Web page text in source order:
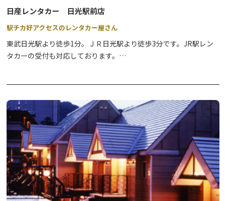
日産レンタカー 日光駅前店
駅チカ好アクセスのレンタカー屋さん
東武日光駅より徒歩1分。ＪＲ日光駅より徒歩3分です。JR駅レン
タカーの受付も対応しております。